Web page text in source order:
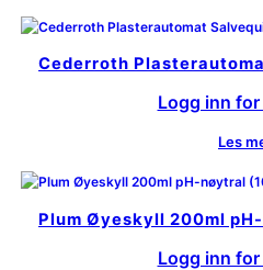
Cederroth
Logg inn for
Les
Plum Øyeskyll 200ml
Logg inn for